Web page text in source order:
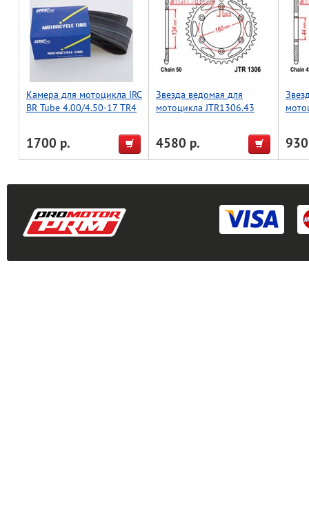
Камера для мотоцикла IRC
BR Tube 4.00/4.50-17 TR4
1700 р.
Звезда ведомая для
мотоцикла JTR1306.43
4580 р.